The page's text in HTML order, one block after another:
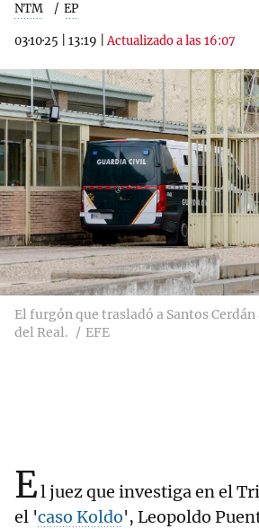
NTM EP
03·10·25 13:19 |Actualizado a las 16:07
El furgón que trasladó a Santos Cerdán
del Real.
EFE
El juez que investiga en el
el 'caso Koldo', Leopoldo